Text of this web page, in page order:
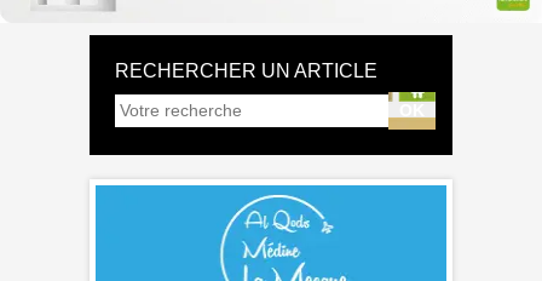
RECHERCHER UN ARTICLE